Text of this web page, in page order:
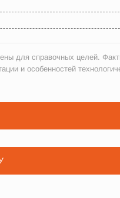
для справочных целей.
и особенностей